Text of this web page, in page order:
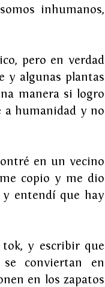
inhumanos,
pero en verdad
y algunas plantas
manera si logro
a humanidad y no
en un vecino
copio y me dio
entendí que hay
y escribir que
conviertan en
en los zapatos